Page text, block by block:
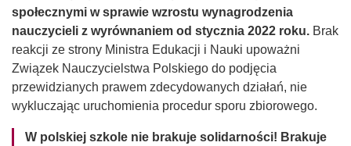
społecznymi w sprawie wzrostu wynagrodzenia
nauczycieli z wyrównaniem od stycznia 2022 roku. Brak
reakcji ze strony Ministra Edukacji i Nauki upoważni
Związek Nauczycielstwa Polskiego do podjęcia
przewidzianych prawem zdecydowanych działań, nie
wykluczając uruchomienia procedur sporu zbiorowego.
W polskiej szkole nie brakuje solidarności! Brakuje